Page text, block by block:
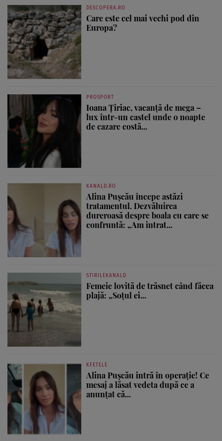
DESCOPERA.RO
Care este cel mai vechi pod din
Europa?
PROSPORT
Ioana Țiriac, vacanță de mega –
lux într-un castel unde o noapte
de cazare costă...
KANALD.RO
Alina Pușcău începe astăzi
tratamentul. Dezvăluirea
dureroasă despre boala cu care se
confruntă: „Am intrat...
STIRILEKANALD
Femeie lovită de trăsnet când făcea
plajă: „Soțul ei...
KFETELE
Alina Pușcău intră în operație! Ce
mesaj a lăsat vedeta după ce a
anunțat că...